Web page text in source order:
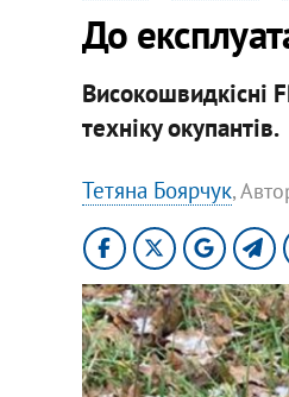
До
Високошвидкісні
техніку окупантів.
Тетяна Боярчук,